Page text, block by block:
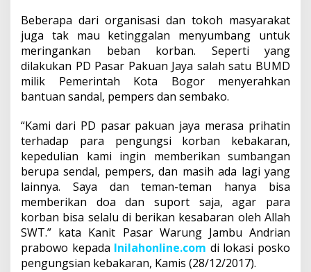
Beberapa dari organisasi dan tokoh masyarakat
juga tak mau ketinggalan menyumbang untuk
meringankan beban korban. Seperti yang
dilakukan PD Pasar Pakuan Jaya salah satu BUMD
milik Pemerintah Kota Bogor menyerahkan
bantuan sandal, pempers dan sembako.
“Kami dari PD pasar pakuan jaya merasa prihatin
terhadap para pengungsi korban kebakaran,
kepedulian kami ingin memberikan sumbangan
berupa sendal, pempers, dan masih ada lagi yang
lainnya. Saya dan teman-teman hanya bisa
memberikan doa dan suport saja, agar para
korban bisa selalu di berikan kesabaran oleh Allah
SWT.” kata Kanit Pasar Warung Jambu Andrian
prabowo kepada Inilahonline.com di lokasi posko
pengungsian kebakaran, Kamis (28/12/2017).